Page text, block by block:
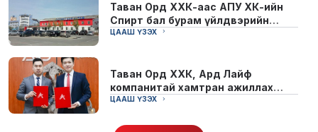
Таван Орд ХХК-аас АПУ ХК-ийн
Спирт бал бурам үйлдвэрийн
барилгад Галын системийн
ЦААШ ҮЗЭХ
Таван Орд ХХК, Ард Лайф
компанитай хамтран ажиллах
гэрээг үзэглэлээ.
ЦААШ ҮЗЭХ